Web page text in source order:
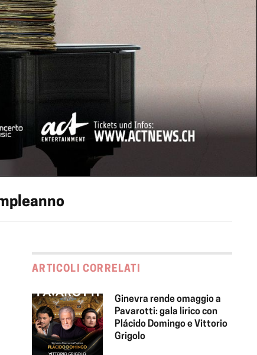
ARTICOLI CORRELATI
Ginevra rende omaggio a
Pavarotti: gala lirico con
Plácido Domingo e Vittorio
Grigolo